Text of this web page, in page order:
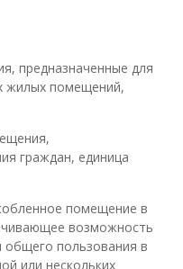
предназначенные для
жилых помещений,
граждан, единица
помещение в
возможность
пользования в
или нескольких